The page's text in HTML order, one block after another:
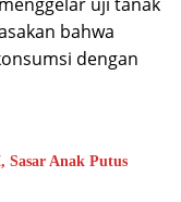
bahwa
dengan
Sasar Anak Putus